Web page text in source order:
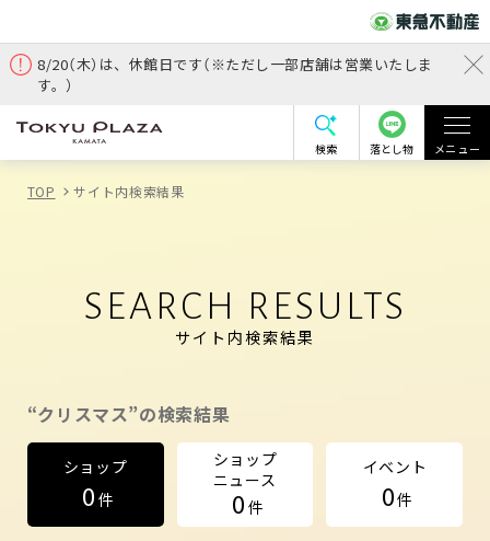
8/20（木）は、休館日です（※ただし一部店舗は営業いたしま
す。）
検索 落とし物 メニュー
TOP サイト内検索結果
SEARCH RESULTS
サイト内検索結果
“クリスマス”の検索結果
ショップ
0 件
ショップ
ニュース
0 件
イベント
0件